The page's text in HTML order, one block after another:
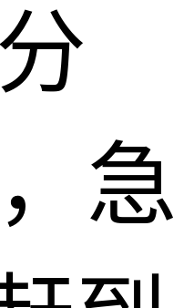
急